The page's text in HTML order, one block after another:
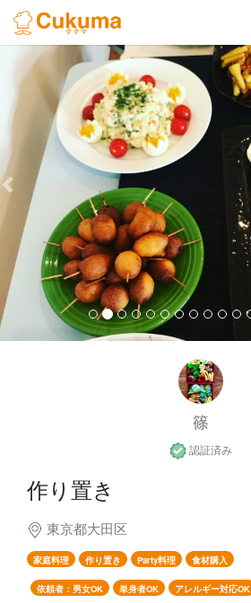
Previous
篠
認証済み
作り置き
東京都大田区
家庭料理 作り置き Party料理 食材購入
依頼者：男女OK 単身者OK アレルギー対応OK